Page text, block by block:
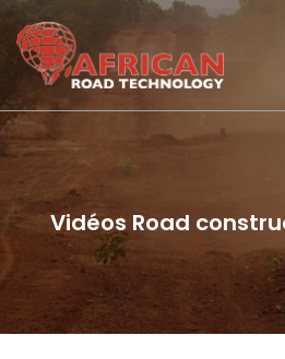
Vidéos Road